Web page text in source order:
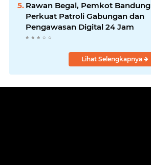
Rawan Begal, Pemkot Bandung
Perkuat Patroli Gabungan dan
Pengawasan Digital 24 Jam
Lihat Selengkapnya